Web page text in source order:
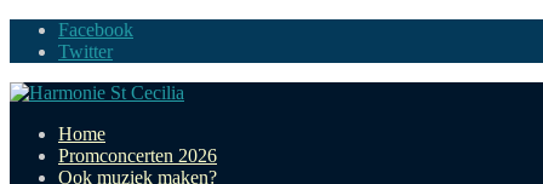
Facebook
Twitter
Home
Promconcerten 2026
Ook muziek maken?